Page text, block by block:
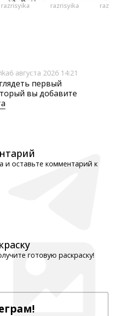
razrisyika razrisyika
6 августа 2026 14:21
первый
вы добавите
и оставьте комментарий к
готовую раскраску!